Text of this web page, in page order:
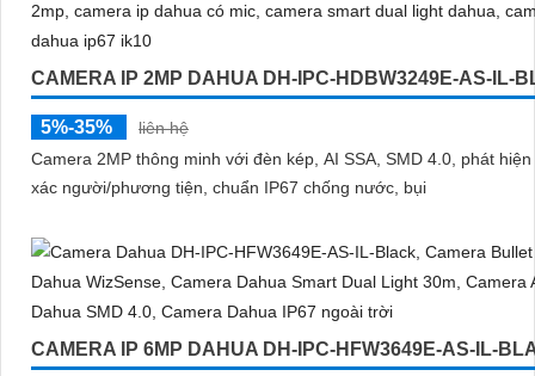
CAMERA IP 2MP DAHUA DH-IPC-HDBW3249E-AS-IL-
5%-35%
liên hệ
Camera 2MP thông minh với đèn kép, AI SSA, SMD 4.0, phát
xác người/phương tiện, chuẩn IP67 chống nước, bụi
CAMERA IP 6MP DAHUA DH-IPC-HFW3649E-AS-IL-